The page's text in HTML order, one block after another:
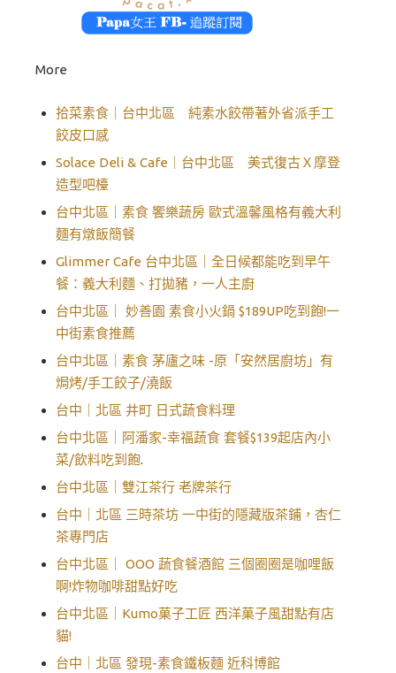
More
拾菜素食｜台中北區 純素水餃帶著外省派手工
餃皮口感
Solace Deli & Cafe｜台中北區 美式復古Ｘ摩登
造型吧檯
台中北區｜素食 饗樂蔬房 歐式溫馨風格有義大利
麵有燉飯簡餐
Glimmer Cafe 台中北區｜全日候都能吃到早午
餐：義大利麵、打拋豬，一人主廚
台中北區｜ 妙善園 素食小火鍋 $189UP吃到飽!一
中街素食推薦
台中北區｜素食 茅廬之味 -原「安然居廚坊」有
焗烤/手工餃子/澆飯
台中｜北區 井町 日式蔬食料理
台中北區｜阿潘家-幸福蔬食 套餐$139起店內小
菜/飲料吃到飽.
台中北區｜雙江茶行 老牌茶行
台中｜北區 三時茶坊 一中街的隱藏版茶鋪，杏仁
茶專門店
台中北區｜ OOO 蔬食餐酒館 三個圈圈是咖哩飯
啊!炸物咖啡甜點好吃
台中北區｜Kumo菓子工匠 西洋菓子風甜點有店
貓!
台中｜北區 發現-素食鐵板麵 近科博館